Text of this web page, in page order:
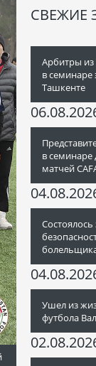
СВЕЖИЕ
Арбитры из
в семинаре
Ташкенте
в семинаре
матчей
Ушел из
футбола